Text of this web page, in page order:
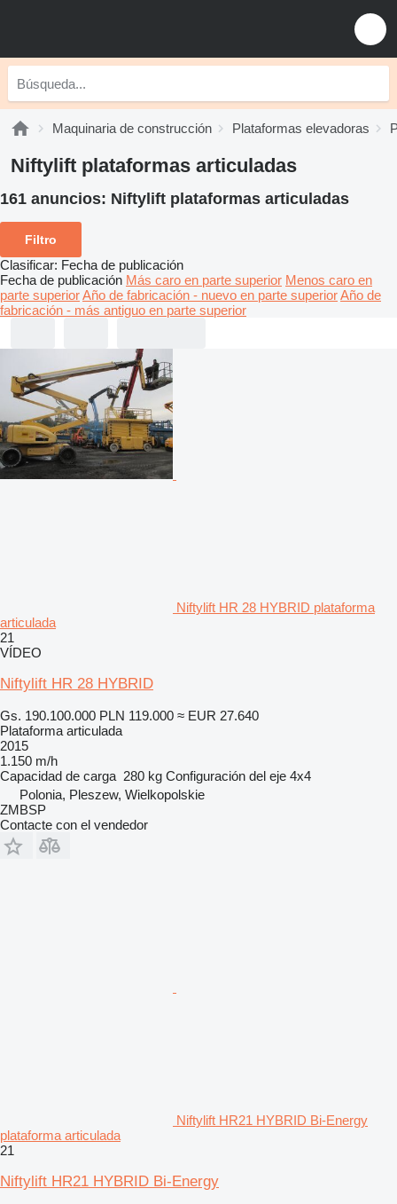
Maquinaria de construcción Plataformas elevadoras
Niftylift plataformas articuladas
161 anuncios: Niftylift plataformas articuladas
Filtro
Clasificar: Fecha de publicación
Fecha de publicación Más caro en parte superior Menos caro en
parte superiorAño de fabricación - nuevo en parte superiorAño de
fabricación - más antiguo en parte superior
Niftylift HR 28 HYBRID plataforma
articulada
21
VÍDEO
Niftylift HR 28 HYBRID
Gs. 190.100.000 PLN 119.000 ≈ EUR 27.640
Plataforma articulada
2015
1.150 m/h
Capacidad de carga 280 kg Configuración del eje 4x4
Polonia, Pleszew, Wielkopolskie
ZMBSP
Contacte con el vendedor
Niftylift HR21 HYBRID Bi-Energy
plataforma articulada
21
Niftylift HR21 HYBRID Bi-Energy